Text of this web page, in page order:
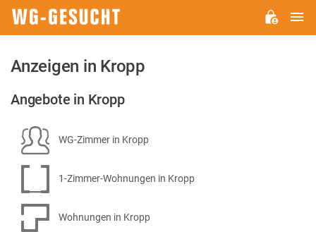
Anzeigen in Kropp
Angebote in Kropp
WG-Zimmer in Kropp
1-Zimmer-Wohnungen in Kropp
Wohnungen in Kropp